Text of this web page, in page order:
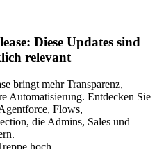
Diese Updates sind
relevant
bringt mehr Transparenz,
Automatisierung. Entdecken Sie
Flows,
die Admins, Sales und